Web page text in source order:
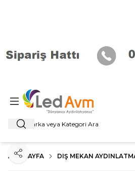
Ara
ANA SAYFA DIŞ MEKAN
Paylaş